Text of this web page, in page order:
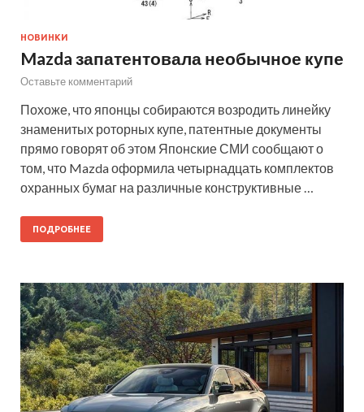
НОВИНКИ
Mazda запатентовала необычное купе
Оставьте комментарий
Похоже, что японцы собираются возродить линейку
знаменитых роторных купе, патентные документы
прямо говорят об этом Японские СМИ сообщают о
том, что Mazda оформила четырнадцать комплектов
охранных бумаг на различные конструктивные …
ПОДРОБНЕЕ